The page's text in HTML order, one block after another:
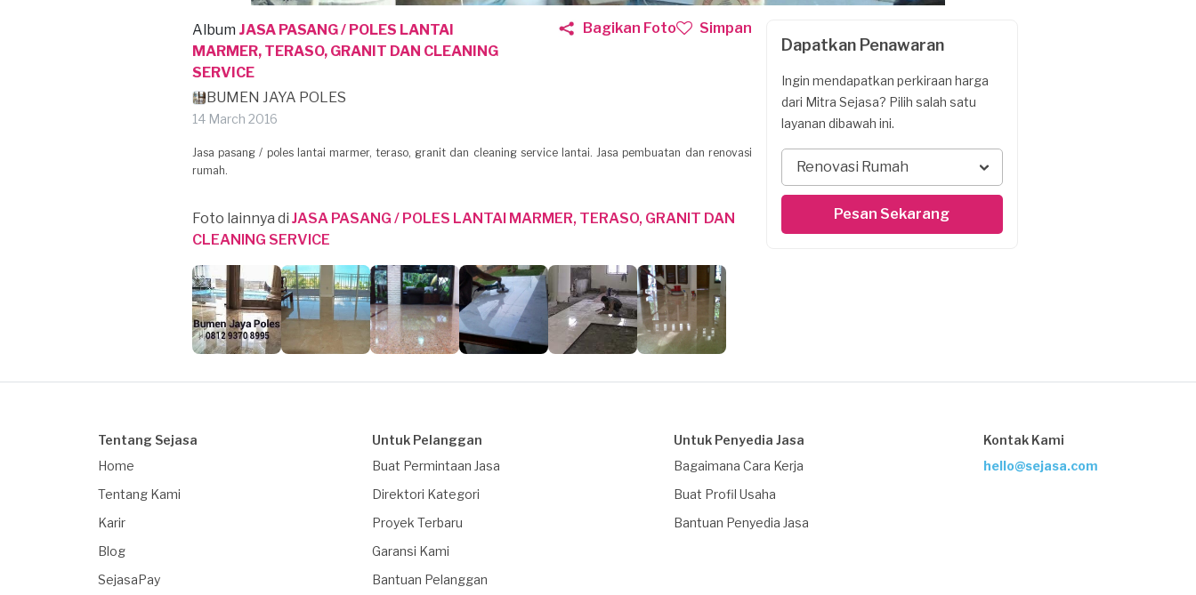
Album JASA PASANG / POLES LANTAI
MARMER, TERASO, GRANIT DAN CLEANING
SERVICE
BUMEN JAYA POLES
14 March 2016
Bagikan Foto Simpan
Jasa pasang / poles lantai marmer, teraso, granit dan cleaning service lantai. Jasa pembuatan dan renovasi
rumah.
Foto lainnya di JASA PASANG / POLES LANTAI MARMER, TERASO, GRANIT DAN
CLEANING SERVICE
Dapatkan Penawaran
Ingin mendapatkan perkiraan harga
dari Mitra Sejasa? Pilih salah satu
layanan dibawah ini.
Renovasi Rumah
Pesan Sekarang
Tentang Sejasa
Home
Tentang Kami
Karir
Blog
SejasaPay
Untuk Pelanggan
Buat Permintaan Jasa
Direktori Kategori
Proyek Terbaru
Garansi Kami
Bantuan Pelanggan
Untuk Penyedia Jasa
Bagaimana Cara Kerja
Buat Profil Usaha
Bantuan Penyedia Jasa
Kontak Kami
hello@sejasa.com